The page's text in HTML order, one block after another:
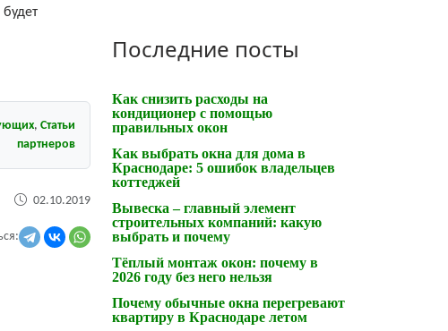
, Статьи
партнеров
02.10.2019
Последние посты
Как снизить расходы на
кондиционер с помощью
правильных окон
Как выбрать окна для дома в
Краснодаре: 5 ошибок владельцев
коттеджей
Вывеска – главный элемент
строительных компаний: какую
выбрать и почему
Тёплый монтаж окон: почему в
2026 году без него нельзя
Почему обычные окна перегревают
квартиру в Краснодаре летом